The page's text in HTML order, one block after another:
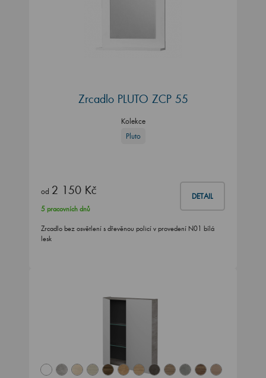
Zrcadlo PLUTO ZCP 55
Kolekce
Pluto
od 2 150 Kč DETAIL
5 pracovních dnů
Zrcadlo bez osvětlení s dřevěnou policí v provedení N01 bílá
lesk